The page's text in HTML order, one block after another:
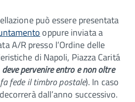
può essere presentata
oppure inviata a
A/R presso l’Ordine delle
di Napoli, Piazza Caritá
deve pervenire entro e non oltre
fede il timbro postale). In caso
dall’anno successivo.